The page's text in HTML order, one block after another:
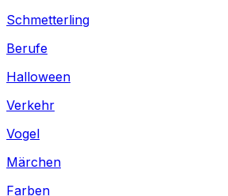
Schmetterling
Berufe
Halloween
Verkehr
Vogel
Märchen
Farben